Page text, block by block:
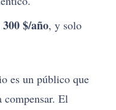
300 $/año, y solo
es un público que
compensar. El